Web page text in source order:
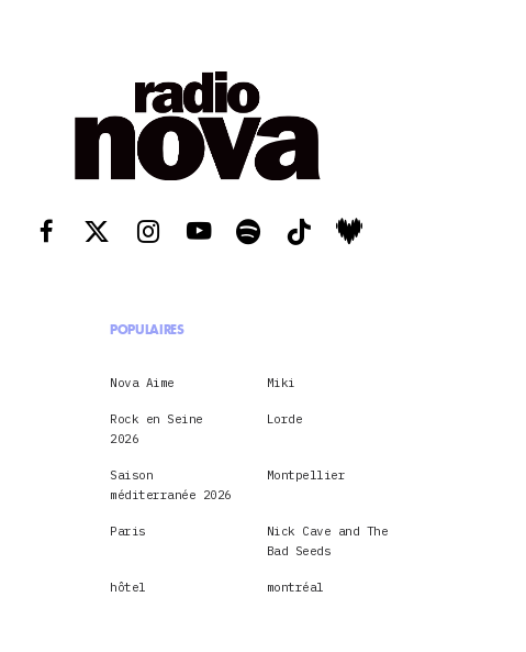
POPULAIRES
Nova Aime Miki
Rock en Seine
2026
Lorde
Saison
méditerranée 2026
Montpellier
Paris
Nick Cave and The
Bad Seeds
hôtel montréal